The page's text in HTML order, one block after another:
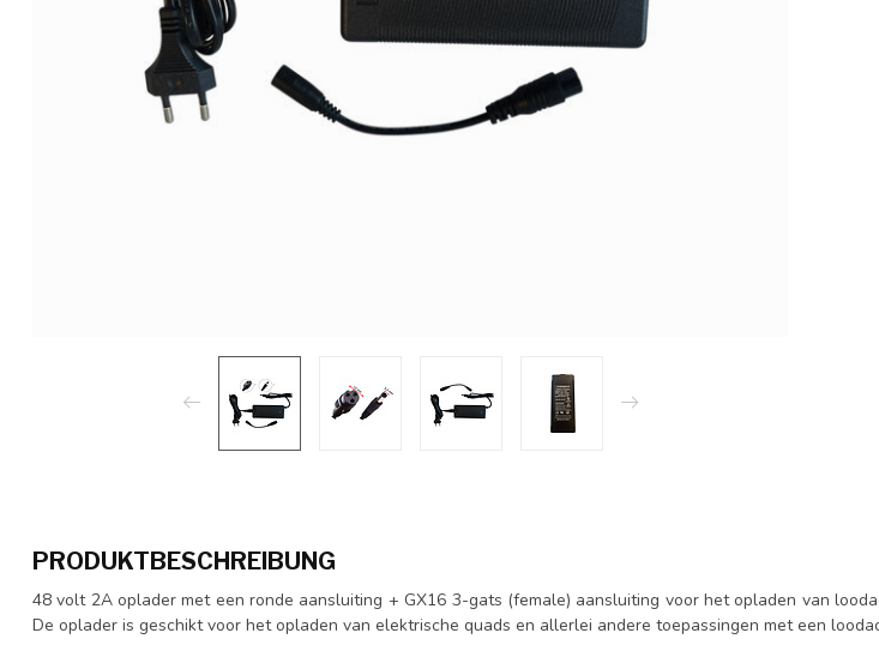
PRODUKTBESCHREIBUNG
48 volt 2A oplader met een ronde aansluiting + GX16 3-gats (female) aansluiting voor het opladen van
De oplader is geschikt voor het opladen van elektrische quads en allerlei andere toepassingen met een